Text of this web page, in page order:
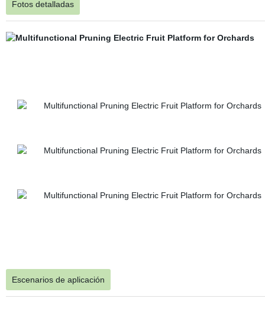
Fotos detalladas
Escenarios de aplicación